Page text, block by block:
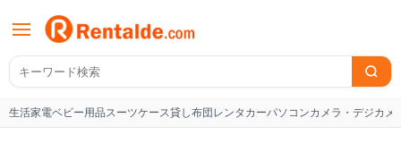
生活家電ベビー用品スーツケース貸し布団レンタカーパソコンカメラ・デジカメ